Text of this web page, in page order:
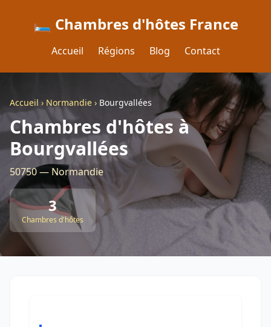
🛏️ Chambres d'hôtes France
Accueil Régions Blog Contact
Accueil › Normandie › Bourgvallées
Chambres d'hôtes à
Bourgvallées
50750 — Normandie
3
Chambres d'hôtes